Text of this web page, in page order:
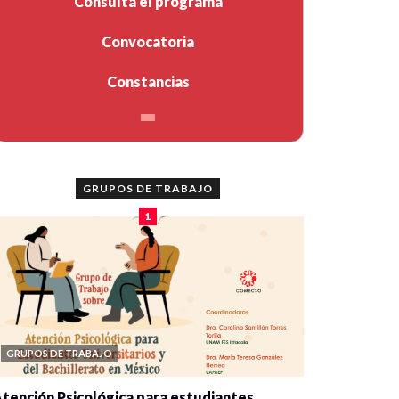
Convocatoria
Constancias
GRUPOS DE TRABAJO
1
GRUPOS DE TRABAJO